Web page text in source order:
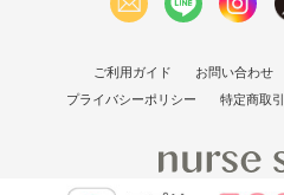
ご利用ガイド お問い合わせ
プライバシーポリシー
特定商取